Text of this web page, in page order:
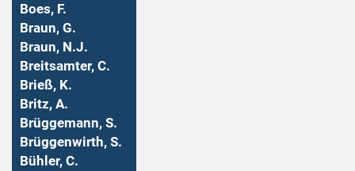
Boes, F.
Braun, G.
Braun, N.J.
Breitsamter, C.
Brieß, K.
Britz, A.
Brüggemann, S.
Brüggenwirth, S.
Bühler, C.